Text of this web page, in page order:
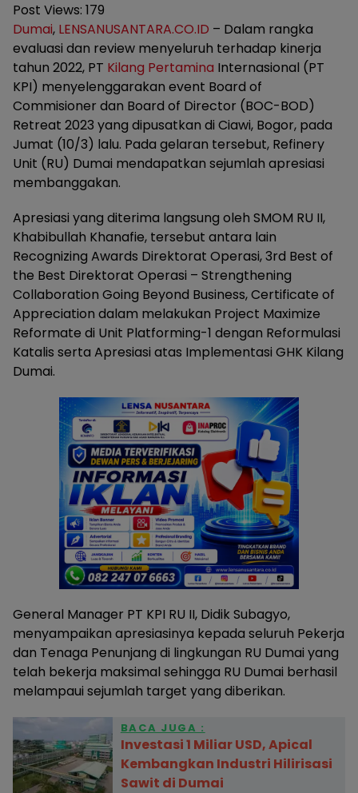
Post Views: 179
Dumai, LENSANUSANTARA.CO.ID – Dalam rangka
evaluasi dan review menyeluruh terhadap kinerja
tahun 2022, PT Kilang Pertamina Internasional (PT
KPI) menyelenggarakan event Board of
Commisioner dan Board of Director (BOC-BOD)
Retreat 2023 yang dipusatkan di Ciawi, Bogor, pada
Jumat (10/3) lalu. Pada gelaran tersebut, Refinery
Unit (RU) Dumai mendapatkan sejumlah apresiasi
membanggakan.
Apresiasi yang diterima langsung oleh SMOM RU II,
Khabibullah Khanafie, tersebut antara lain
Recognizing Awards Direktorat Operasi, 3rd Best of
the Best Direktorat Operasi – Strengthening
Collaboration Going Beyond Business, Certificate of
Appreciation dalam melakukan Project Maximize
Reformate di Unit Platforming-1 dengan Reformulasi
Katalis serta Apresiasi atas Implementasi GHK Kilang
Dumai.
General Manager PT KPI RU II, Didik Subagyo,
menyampaikan apresiasinya kepada seluruh Pekerja
dan Tenaga Penunjang di lingkungan RU Dumai yang
telah bekerja maksimal sehingga RU Dumai berhasil
melampaui sejumlah target yang diberikan.
BACA JUGA :
Investasi 1 Miliar USD, Apical
Kembangkan Industri Hilirisasi
Sawit di Dumai